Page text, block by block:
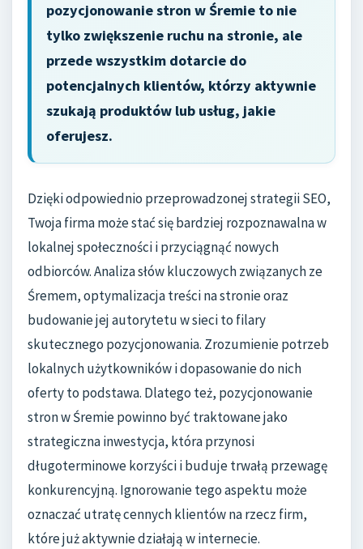
pozycjonowanie stron w Śremie to nie
tylko zwiększenie ruchu na stronie, ale
przede wszystkim dotarcie do
potencjalnych klientów, którzy aktywnie
szukają produktów lub usług, jakie
oferujesz.
Dzięki odpowiednio przeprowadzonej strategii SEO,
Twoja firma może stać się bardziej rozpoznawalna w
lokalnej społeczności i przyciągnąć nowych
odbiorców. Analiza słów kluczowych związanych ze
Śremem, optymalizacja treści na stronie oraz
budowanie jej autorytetu w sieci to filary
skutecznego pozycjonowania. Zrozumienie potrzeb
lokalnych użytkowników i dopasowanie do nich
oferty to podstawa. Dlatego też, pozycjonowanie
stron w Śremie powinno być traktowane jako
strategiczna inwestycja, która przynosi
długoterminowe korzyści i buduje trwałą przewagę
konkurencyjną. Ignorowanie tego aspektu może
oznaczać utratę cennych klientów na rzecz firm,
które już aktywnie działają w internecie.